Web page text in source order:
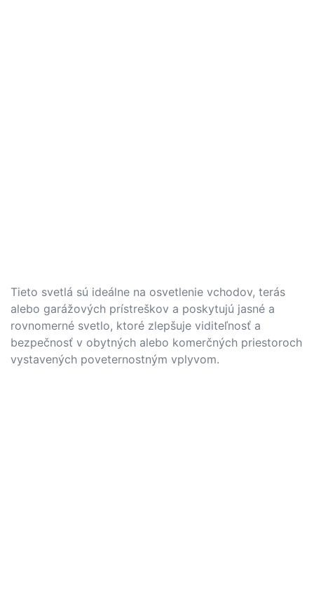
Tieto svetlá sú ideálne na osvetlenie vchodov, terás
alebo garážových prístreškov a poskytujú jasné a
rovnomerné svetlo, ktoré zlepšuje viditeľnosť a
bezpečnosť v obytných alebo komerčných priestoroch
vystavených poveternostným vplyvom.